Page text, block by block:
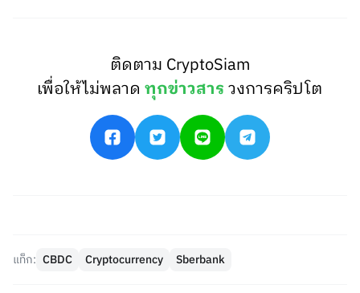
ติดตาม CryptoSiam
เพื่อให้ไม่พลาดทุกข่าวสารวงการคริปโต
แท็ก: CBDC Cryptocurrency Sberbank